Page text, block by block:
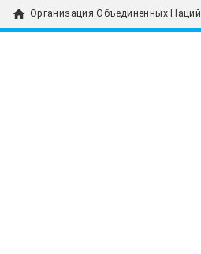
home Организация Объединенных Наций